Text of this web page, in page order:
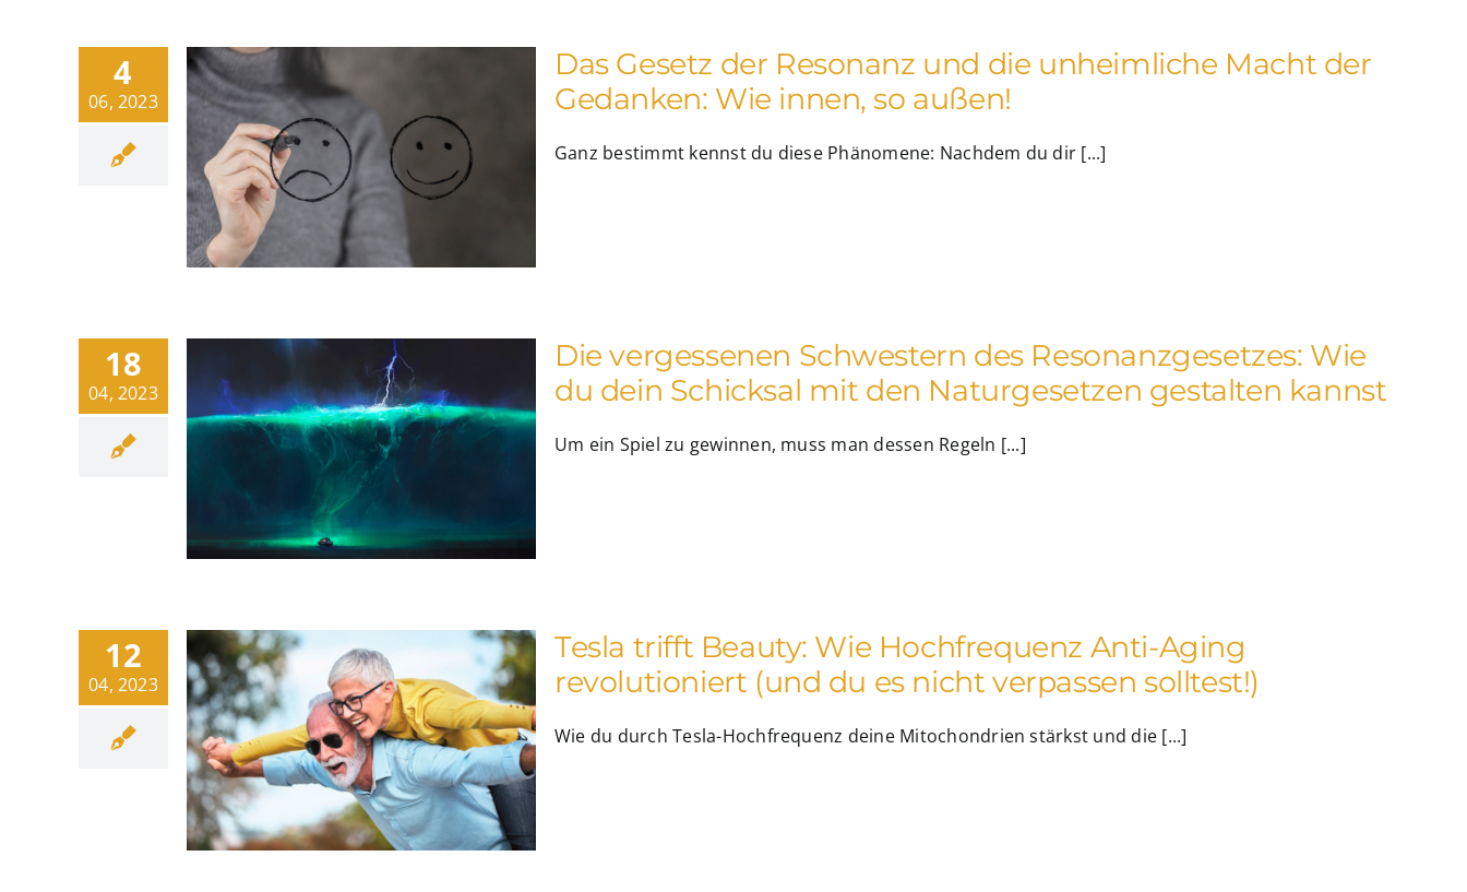
4
06, 2023
Das Gesetz der Resonanz und die unheimliche Macht der
Gedanken: Wie innen, so außen!
Ganz bestimmt kennst du diese Phänomene: Nachdem du dir [...]
18
04, 2023
Die vergessenen Schwestern des Resonanzgesetzes: Wie
du dein Schicksal mit den Naturgesetzen gestalten kannst
Um ein Spiel zu gewinnen, muss man dessen Regeln [...]
12
04, 2023
Tesla trifft Beauty: Wie Hochfrequenz Anti-Aging
revolutioniert (und du es nicht verpassen solltest!)
Wie du durch Tesla-Hochfrequenz deine Mitochondrien stärkst und die [...]